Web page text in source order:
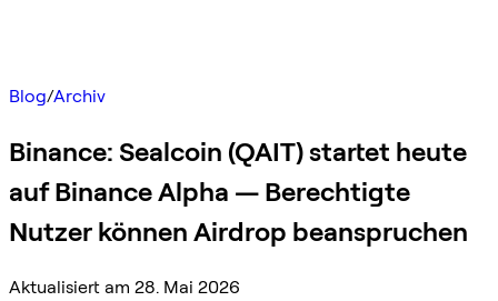
Blog/Archiv
Binance: Sealcoin (QAIT) startet heute
auf Binance Alpha — Berechtigte
Nutzer können Airdrop beanspruchen
Aktualisiert am 28. Mai 2026